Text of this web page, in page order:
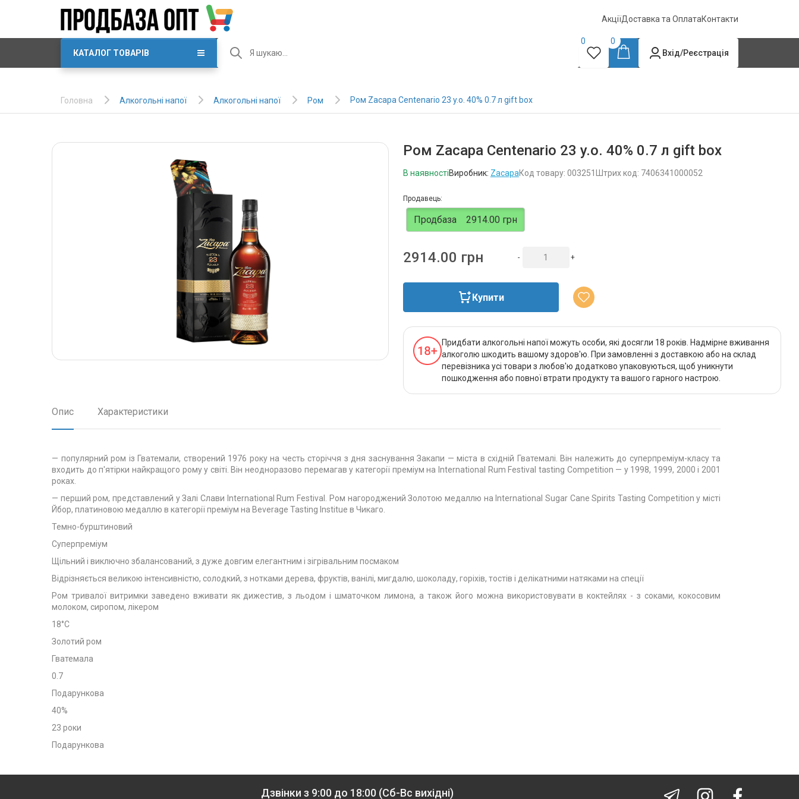
АкціїДоставка та ОплатаКонтакти
КАТАЛОГ ТОВАРІВ
0
0
Вхід/Реєстрація
Головна Алкогольні напої Алкогольні напої Ром Ром Zacapa Centenario 23 y.o. 40% 0.7 л gift box
Ром Zacapa Centenario 23 y.o. 40% 0.7 л gift box
В наявностіВиробник: ZacapaКод товару: 003251 Штрих код: 7406341000052
Продавець:
Продбаза 2914.00 грн
2914.00 грн - +
Купити
Придбати алкогольні напої можуть особи, які досягли 18 років. Надмірне вживання
алкоголю шкодить вашому здоров'ю. При замовленні з доставкою або на склад
перевізника усі товари з любов'ю додатково упаковуються, щоб уникнути
пошкодження або повної втрати продукту та вашого гарного настрою.
Опис Характеристики
— популярний ром із Гватемали, створений 1976 року на честь сторіччя з дня заснування Закапи — міста в східній Гватемалі. Він належить до суперпреміум-класу та
входить до п'ятірки найкращого рому у світі. Він неодноразово перемагав у категорії преміум на International Rum Festival tasting Competition — у 1998, 1999, 2000 і 2001
роках.
— перший ром, представлений у Залі Слави International Rum Festival. Ром нагороджений Золотою медаллю на International Sugar Cane Spirits Tasting Competition у місті
Йбор, платиновою медаллю в категорії преміум на Beverage Tasting Institue в Чикаго.
Темно-бурштиновий
Суперпреміум
Щільний і виключно збалансований, з дуже довгим елегантним і зігрівальним посмаком
Відрізняється великою інтенсивністю, солодкий, з нотками дерева, фруктів, ванілі, мигдалю, шоколаду, горіхів, тостів і делікатними натяками на спеції
Ром тривалої витримки заведено вживати як дижестив, з льодом і шматочком лимона, а також його можна використовувати в коктейлях - з соками, кокосовим
молоком, сиропом, лікером
18°C
Золотий ром
Гватемала
0.7
Подарункова
40%
23 роки
Подарункова
Дзвінки з 9:00 до 18:00 (Сб-Вс вихідні)